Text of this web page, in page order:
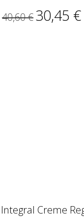
40,60 €30,45 €
Creme